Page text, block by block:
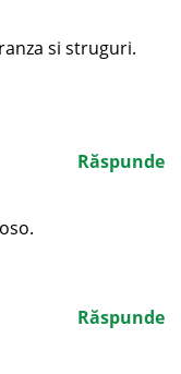
si struguri.
Răspunde
Răspunde